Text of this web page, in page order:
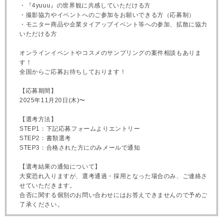
・『4yuuu』の世界観に共感していただける方
・撮影協力やイベントへのご参加をお願いできる方（応募制）
・モニター商品や企業タイアップイベント等への参加、拡散に協力
いただける方
オンラインイベントやコスメのサンプリングの案件相談もありま
す！
全国からご応募お待ちしております！
【応募期間】
2025年11月20日(木)〜
【選考方法】
STEP1：下記応募フォームよりエントリー
STEP2：書類選考
STEP3：合格された方にのみメールで通知
【選考結果の通知について】
大変恐れ入りますが、選考通過・採用となった場合のみ、ご連絡さ
せていただきます。
合否に関する個別のお問い合わせにはお答えできませんので予めご
了承ください。